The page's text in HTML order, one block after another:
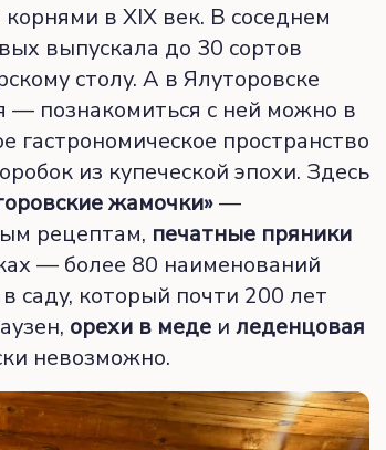
в XIX век. В соседнем
выпускала до 30 сортов
столу. А в Ялуторовске
— познакомиться с ней можно в
гастрономическое пространство
из купеческой эпохи. Здесь
жамочки»—
рецептам, печатные пряники
— более 80 наименований
саду, который почти 200 лет
орехи в меде и леденцовая
невозможно.